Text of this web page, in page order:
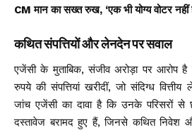
CM मान का सख्त रुख, ‘एक भी योग्य वोटर नहीं
कथित संपत्तियों और लेनदेन पर सवाल
एजेंसी के मुताबिक, संजीव अरोड़ा पर आरोप है
रुपये की संपत्तियां खरीदीं, जो संदिग्ध
जांच एजेंसी का दावा है कि उनके परिसरों से
दस्तावेज बरामद हुए हैं, जिनसे कथित